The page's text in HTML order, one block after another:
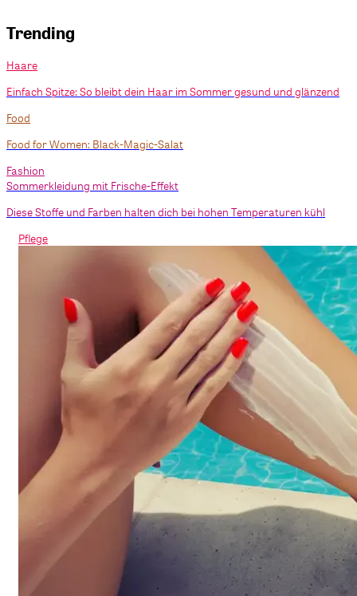
Trending
Haare
Einfach Spitze: So bleibt dein Haar im Sommer gesund und glänzend
Food
Food for Women: Black-Magic-Salat
Fashion
Sommerkleidung mit Frische-Effekt
Diese Stoffe und Farben halten dich bei hohen Temperaturen kühl
Pflege